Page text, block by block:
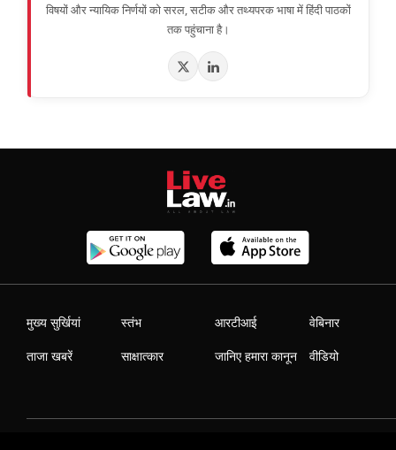
विषयों और न्यायिक निर्णयों को सरल, सटीक और तथ्यपरक भाषा में हिंदी पाठकों
तक पहुंचाना है।
मुख्य सुर्खियां
ताजा खबरें
स्तंभ
साक्षात्कार
आरटीआई
जानिए हमारा कानून
वेबिनार
वीडियो